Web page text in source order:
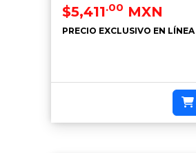
$5,411.00 MXN
PRECIO EXCLUSIVO EN LÍNEA